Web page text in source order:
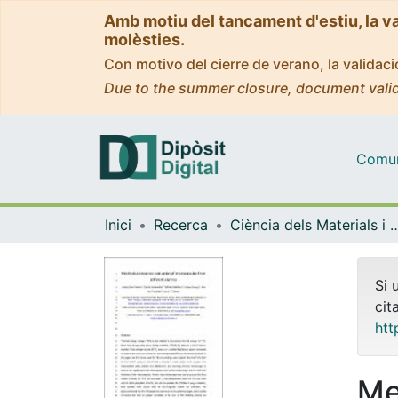
Amb motiu del tancament d'estiu, la
molèsties.
Con motivo del cierre de verano, la
Due to the summer closure, document
Inici Recerca Ciència dels
Si